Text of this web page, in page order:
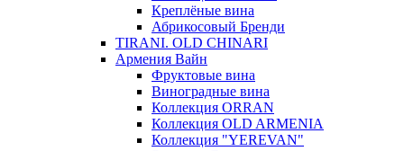
Креплёные вина
Абрикосовый Бренди
TIRANI. OLD CHINARI
Армения Вайн
Фруктовые вина
Виноградные вина
Коллекция ORRAN
Коллекция OLD ARMENIA
Коллекция "YEREVAN"